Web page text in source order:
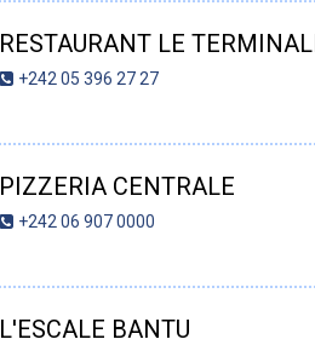
RESTAURANT LE
+242 05 396 27 27
PIZZERIA CENTRALE
+242 06 907 0000
L'ESCALE BANTU